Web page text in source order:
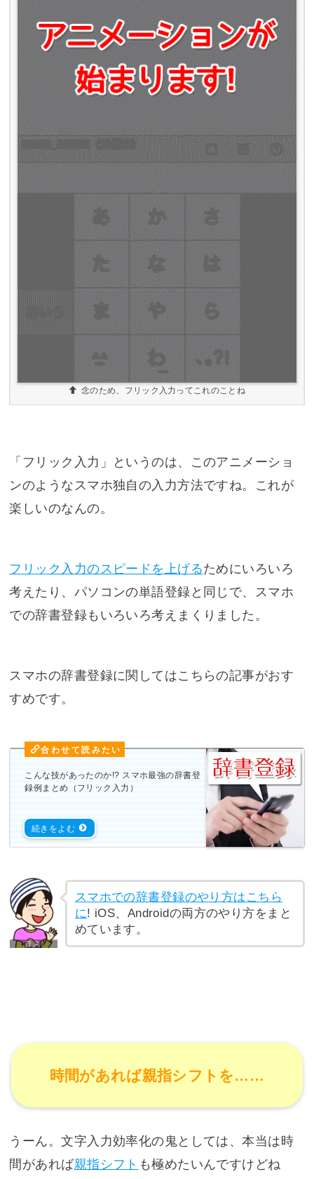
念のため、フリック入力ってこれのことね
「フリック入力」というのは、このアニメーショ
ンのようなスマホ独自の入力方法ですね。これが
楽しいのなんの。
フリック入力のスピードを上げるためにいろいろ
考えたり、パソコンの単語登録と同じで、スマホ
での辞書登録もいろいろ考えまくりました。
スマホの辞書登録に関してはこちらの記事がおす
すめです。
こんな技があったのか!? スマホ最強の辞書登
録例まとめ（フリック入力）
スマホでの辞書登録のやり方はこちら
に! iOS、Androidの両方のやり方をまと
めています。
時間があれば親指シフトを……
うーん。文字入力効率化の鬼としては、本当は時
間があれば親指シフト も極めたいんですけどね